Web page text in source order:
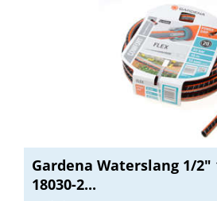
Gardena Waterslang 1/
18030-2...